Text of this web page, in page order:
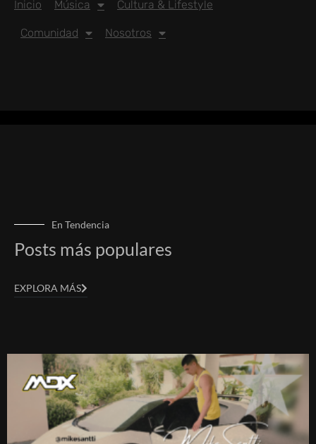
Inicio Música Cultura & Lifestyle
Comunidad Nosotros
En Tendencia
Posts más populares
EXPLORA MÁS